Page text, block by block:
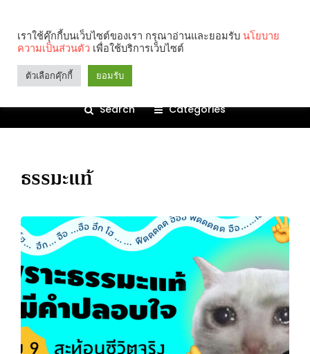
Search Categories
ธรรมะแท้
เราใช้คุ๊กกี้บนเว็บไซต์ของเรา กรุณาอ่านและยอมรับ นโยบาย
ความเป็นส่วนตัว เพื่อใช้บริการเว็บไซต์
ตัวเลือกคุ๊กกี้ ยอมรับ